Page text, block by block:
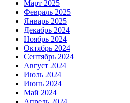
Март 2025
Февраль 2025
Январь 2025
Декабрь 2024
Ноябрь 2024
Октябрь 2024
Сентябрь 2024
Август 2024
Июль 2024
Июнь 2024
Май 2024
Апрель 2024